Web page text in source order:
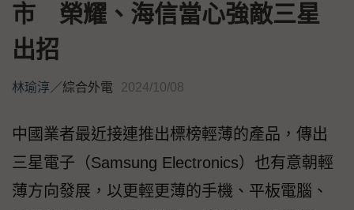
市 榮耀、海信當心強敵三星
出招
林瑜淳／綜合外電 2024/10/08
中國業者最近接連推出標榜輕薄的產品，傳出
三星電子（Samsung Electronics）也有意朝輕
薄方向發展，以更輕更薄的手機、平板電腦、